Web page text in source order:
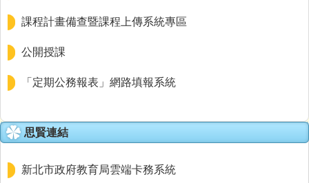
課程計畫備查暨課程上傳系統專區
公開授課
「定期公務報表」網路填報系統
思賢連結
新北市政府教育局雲端卡務系統